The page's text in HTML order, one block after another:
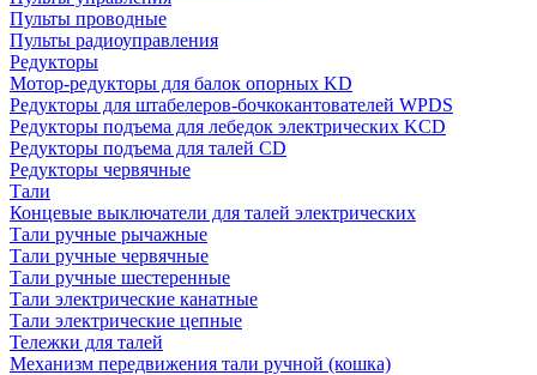
Пульты проводные
Пульты радиоуправления
Редукторы
Мотор-редукторы для балок опорных KD
Редукторы для штабелеров-бочкокантователей WPDS
Редукторы подъема для лебедок электрических KCD
Редукторы подъема для талей CD
Редукторы червячные
Тали
Концевые выключатели для талей электрических
Тали ручные рычажные
Тали ручные червячные
Тали ручные шестеренные
Тали электрические канатные
Тали электрические цепные
Тележки для талей
Механизм передвижения тали ручной (кошка)